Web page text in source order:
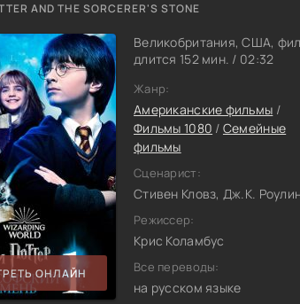
AND THE SORCERER'S STONE
ОНЛАЙН
Великобритания, США,
длится 152 мин. / 02:32
Жанр:
Американские фильмы /
Фильмы 1080 / Семейные
фильмы
Сценарист:
Стивен Кловз, Дж.К.
Режиссер:
Крис Коламбус
Все переводы:
на русском языке